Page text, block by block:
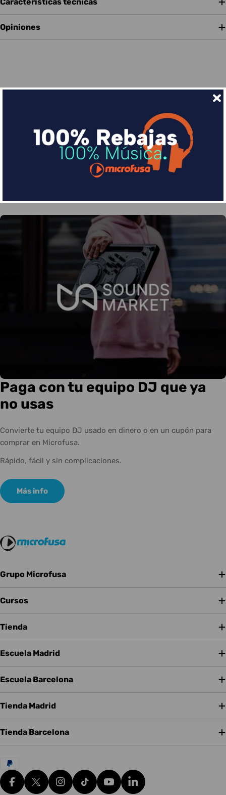
Opiniones
Financia tus compras con Sequra
Divide en 3 sin coste o hasta en 18 meses por una
pequeña cuota al mes con Sequra
Más info
Paga con tu equipo DJ que ya
no usas
Convierte tu equipo DJ usado en dinero o en un cupón para
comprar en Microfusa.
Rápido, fácil y sin complicaciones.
Más info
Grupo Microfusa
Cursos
Tienda
Escuela Madrid
Escuela Barcelona
Tienda Madrid
Tienda Barcelona
Métodos
de
pagoFacebookX (Twitter)Instagram
tiktok YouTubeTranslation missing: